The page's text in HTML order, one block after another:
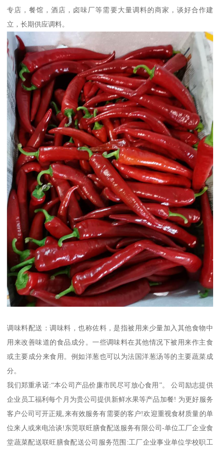
专店，餐馆，酒店，卤味厂等需要大量调料的商家，谈好合作建
立，长期供应调料。
调味料配送：调味料，也称佐料，是指被用来少量加入其他食物中
用来改善味道的食品成分。一些调味料在其他情况下被用来作主食
或主要成分来食用。例如洋葱也可以为法国洋葱汤等的主要蔬菜成
分。
我们郑重承诺:“本公司产品价廉市民尽可放心食用”。 公司励志提供
企业员工福利每个月为贵公司提供新鲜水果等产品加餐! 为更好服务
客户公司可开正规,来有效服务有需要的客户!欢迎重视食材质量的单
位来人或来电洽谈!东莞联旺膳食配送服务有限公司-单位工厂企业食
堂蔬菜配送联旺膳食配送公司服务范围:工厂企业事业单位学校职工